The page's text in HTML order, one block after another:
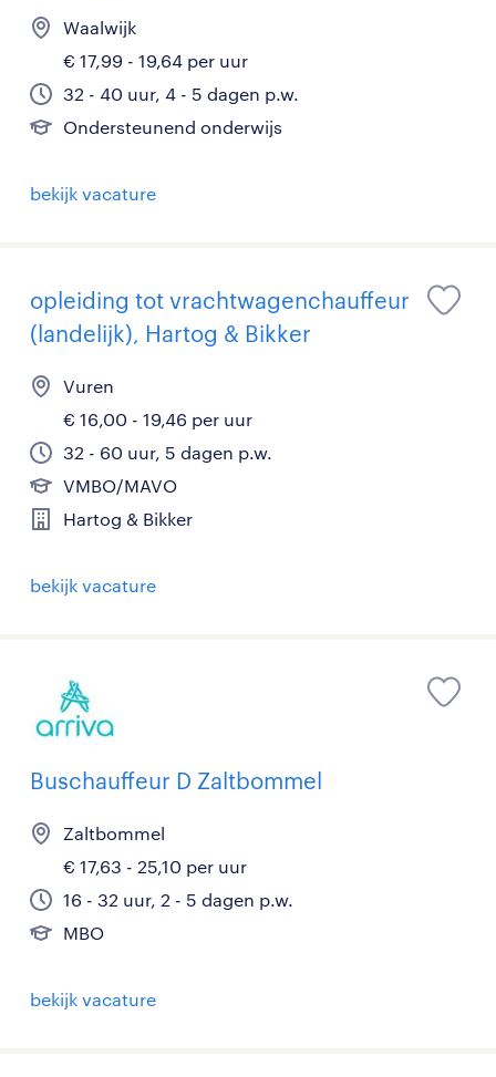
Waalwijk
€ 17,99 - 19,64 per uur
32 - 40 uur, 4 - 5 dagen p.w.
Ondersteunend onderwijs
bekijk vacature
opleiding tot vrachtwagenchauffeur
(landelijk), Hartog & Bikker
Vuren
€ 16,00 - 19,46 per uur
32 - 60 uur, 5 dagen p.w.
VMBO/MAVO
Hartog & Bikker
bekijk vacature
Buschauffeur D Zaltbommel
Zaltbommel
€ 17,63 - 25,10 per uur
16 - 32 uur, 2 - 5 dagen p.w.
MBO
bekijk vacature